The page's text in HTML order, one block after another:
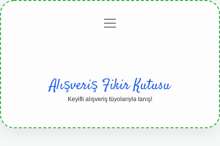
Gizlilikmenüyü
Alışveriş Fikir Kutusu
Keyifli alışveriş tüyolarıyla tanış!